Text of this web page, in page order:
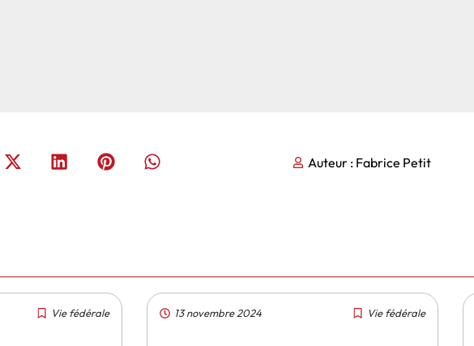
Auteur : Fabrice Petit
Vie fédérale 13 novembre 2024 Vie fédérale